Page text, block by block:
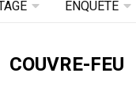
ENQUÊTE
COUVRE-FEU